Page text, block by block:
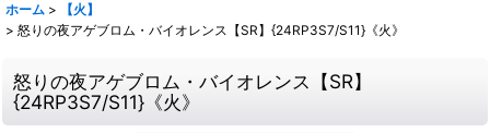
ホーム >
【火】
> 怒りの夜アゲブロム・バイオレンス【SR】{24RP3S7/S11}《火》
怒りの夜アゲブロム・バイオレンス【SR】
{24RP3S7/S11}《火》